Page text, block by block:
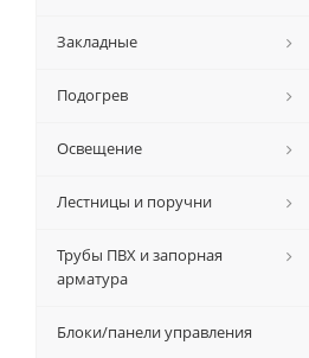
Закладные
Подогрев
Освещение
Лестницы и поручни
Трубы ПВХ и запорная
арматура
Блоки/панели управления